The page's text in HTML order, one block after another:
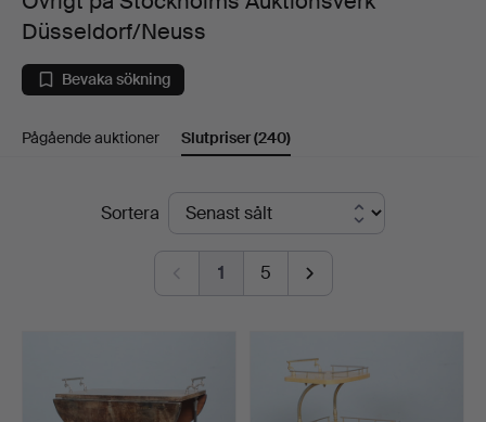
på
Stockholms
Auktionsverk
Düsseldorf/Neuss
Bevaka sökning
Pågående auktioner Slutpriser(240)
SlutpriserSortera
1 5